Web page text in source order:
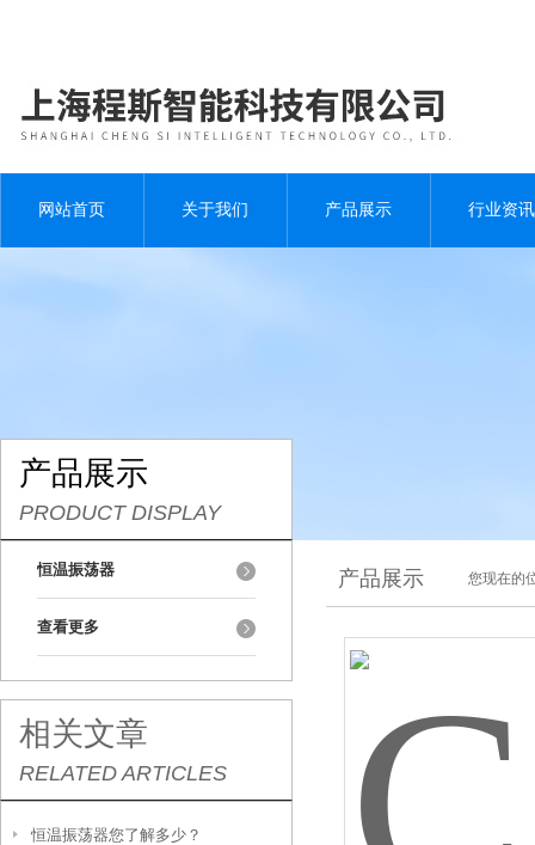
网站首页 关于我们 产品展示 行业资讯
产品展示
PRODUCT DISPLAY
恒温振荡器
查看更多
相关文章
RELATED ARTICLES
恒温振荡器您了解多少？
产品展示 您现在的